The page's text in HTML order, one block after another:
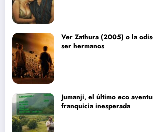
Ver Zathura (2005) o la
ser hermanos
Jumanji, el último eco
franquicia inesperada